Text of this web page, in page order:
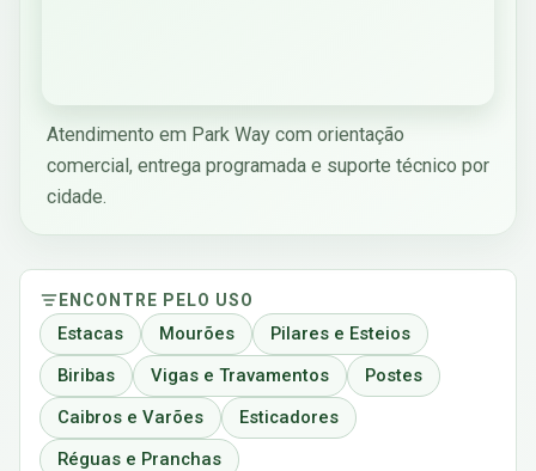
Atendimento em Park Way com orientação
comercial, entrega programada e suporte técnico por
cidade.
ENCONTRE PELO USO
Estacas Mourões
Pilares e Esteios
Biribas
Vigas e Travamentos
Postes
Caibros e Varões
Esticadores
Réguas e Pranchas